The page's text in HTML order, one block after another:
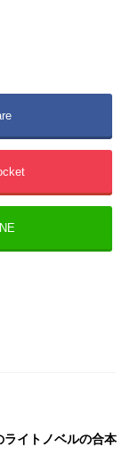
ライトノベルの合本